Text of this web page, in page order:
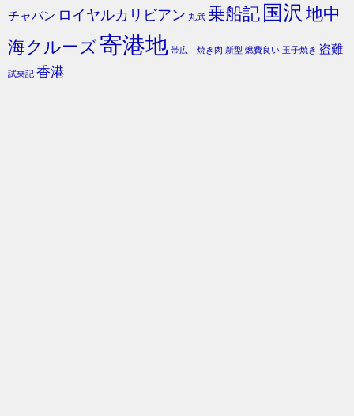
チャバン ロイヤルカリビアン 丸武 乗船記 国沢 地中
海クルーズ寄港地 帯広 焼き肉 新型 燃費良い 玉子焼き 盗難
試乗記 香港